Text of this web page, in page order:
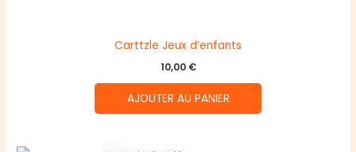
Carttzle Jeux d’enfants
10,00 €
AJOUTER AU PANIER